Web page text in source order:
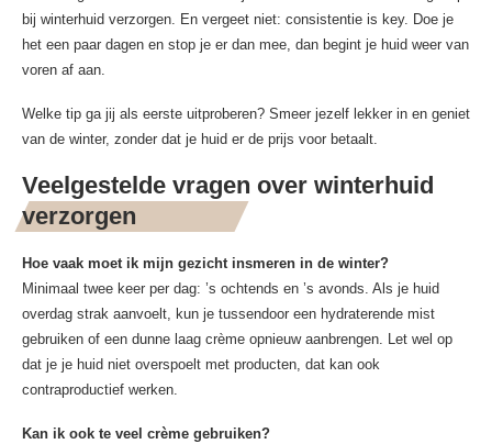
bij winterhuid verzorgen. En vergeet niet: consistentie is key. Doe je
het een paar dagen en stop je er dan mee, dan begint je huid weer van
voren af aan.
Welke tip ga jij als eerste uitproberen? Smeer jezelf lekker in en geniet
van de winter, zonder dat je huid er de prijs voor betaalt.
Veelgestelde vragen over winterhuid
verzorgen
Hoe vaak moet ik mijn gezicht insmeren in de winter?
Minimaal twee keer per dag: ’s ochtends en ’s avonds. Als je huid
overdag strak aanvoelt, kun je tussendoor een hydraterende mist
gebruiken of een dunne laag crème opnieuw aanbrengen. Let wel op
dat je je huid niet overspoelt met producten, dat kan ook
contraproductief werken.
Kan ik ook te veel crème gebruiken?